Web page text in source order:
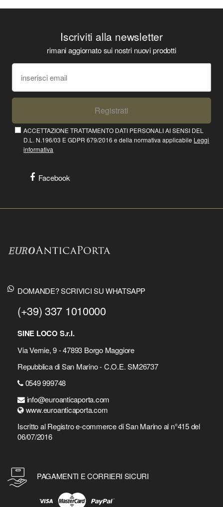
Iscriviti alla newsletter
rimani aggiornato sui nostri nuovi prodotti
Registrati
ACCETTAZIONE TRATTAMENTO DATI PERSONALI AI SENSI DEL
D.L. N.196/03 E GDPR 679/2016 e della normativa applicabile Leggi
informativa
Facebook
DOMANDE? SCRIVICI SU WHATSAPP
(+39) 337 1010000
SINE LOCO S.r.l.
Via Vernie, 9 - 47893 Borgo Maggiore
Repubblica di San Marino - C.O.E. SM26737
0549 999748
info@euroanticaporta.com
www.euroanticaporta.com
Iscritto al Registro e-commerce di San Marino al n°415 del
06/07/2016
PAGAMENTI E CORRIERI SICURI